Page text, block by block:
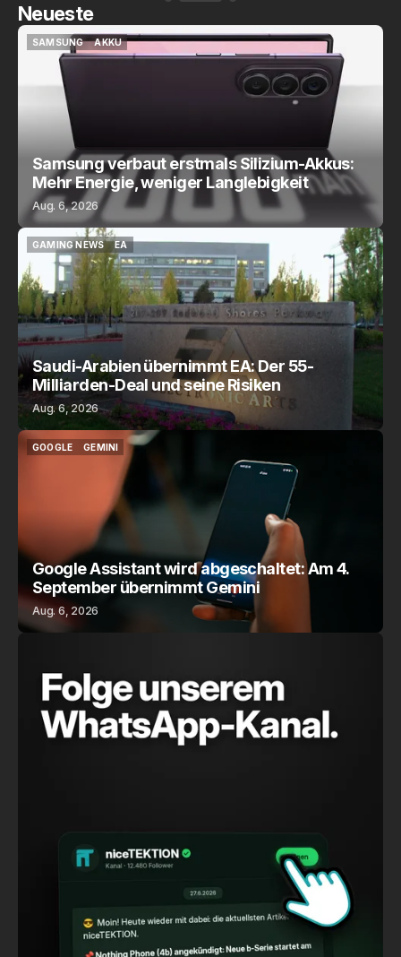
Neueste
SAMSUNG
SAMSUNG
AKKU
AKKU
Samsung verbaut erstmals Silizium-Akkus:
Mehr Energie, weniger Langlebigkeit
Aug. 6, 2026
GAMING NEWS
GAMING NEWS
EA
EA
Saudi-Arabien übernimmt EA: Der 55-
Milliarden-Deal und seine Risiken
Aug. 6, 2026
GOOGLE
GEMINI
Google Assistant wird abgeschaltet: Am 4.
September übernimmt Gemini
Aug. 6, 2026